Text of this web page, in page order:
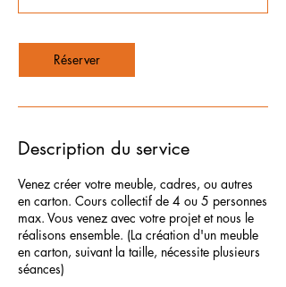
Réserver
Description du service
Venez créer votre meuble, cadres, ou autres
en carton. Cours collectif de 4 ou 5 personnes
max. Vous venez avec votre projet et nous le
réalisons ensemble. (La création d'un meuble
en carton, suivant la taille, nécessite plusieurs
séances)